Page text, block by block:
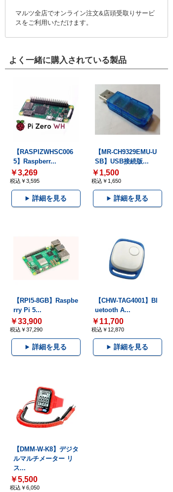
マルツ全店でオンライン注文&店頭受取りサービ
スをご利用いただけます。
よく一緒に購入されている製品
【RASPIZWHSC006
5】Raspberr...
￥3,269
税込￥3,595
詳細を見る
【MR-CH9329EMU-U
SB】USB接続版...
￥1,500
税込￥1,650
詳細を見る
【RPI5-8GB】Raspbe
rry Pi 5...
￥33,900
税込￥37,290
詳細を見る
【CHW-TAG4001】Bl
uetooth A...
￥11,700
税込￥12,870
詳細を見る
【DMM-W-K8】デジタ
ルマルチメーター リ
ス...
￥5,500
税込￥6,050